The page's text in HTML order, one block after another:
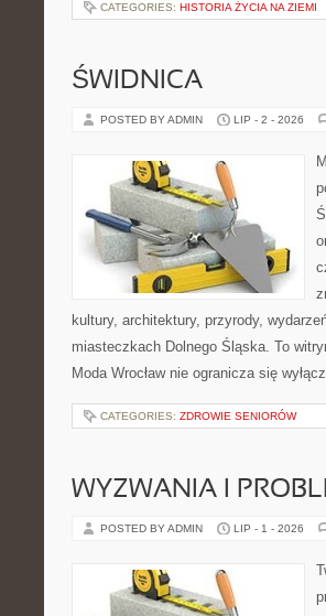
CATEGORIES: HISTORIA ŻYCIA NA ZIEMI
ŚWIDNICA
POSTED BY ADMIN LIP - 2 - 2026
kultury, architektury, przyrody,
miasteczkach Dolnego Śląska. To
Moda Wrocław nie ogranicza się
CATEGORIES: ZDROWIE SENIORÓW
WYZWANIA I
POSTED BY ADMIN LIP - 1 - 2026